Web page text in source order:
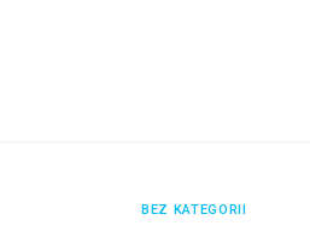
BEZ KATEGORII